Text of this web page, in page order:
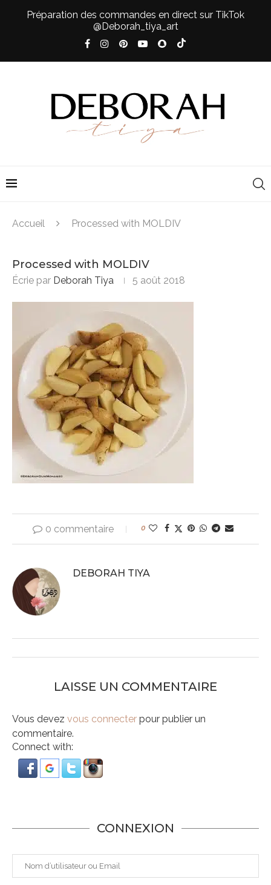
Préparation des commandes en direct sur TikTok
@Deborah_tiya_art
Accueil Processed with MOLDIV
Processed with MOLDIV
Écrie par Deborah Tiya 5 août 2018
0 commentaire 0
DEBORAH TIYA
LAISSE UN COMMENTAIRE
Vous devez vous connecter pour publier un
commentaire.
Connect with:
CONNEXION